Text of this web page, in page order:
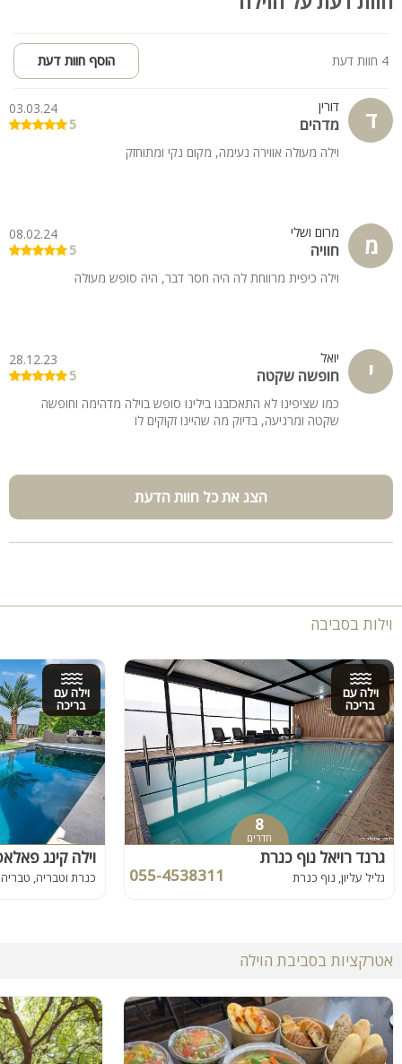
4 חוות דעת הוסף חוות דעת
ד דורין
מדהים
03.03.24
5
וילה מעולה אווירה נעימה, מקום נקי ומתוחזק
מ מרום ושלי
חוויה
08.02.24
5
וילה כיפית מרווחת לה היה חסר דבר, היה סופש מעולה
י יואל
חופשה שקטה
28.12.23
5
כמו שציפינו לא התאכזבנו בילינו סופש בוילה מדהימה וחופשה
שקטה ומרגיעה, בדיוק מה שהיינו זקוקים לו
הצג את כל חוות הדעת
וילות בסביבה
וילה עם
בריכה
8
חדרים
גרנד רויאל נוף כנרת
גליל עליון, נוף כנרת 055-4538311
וילה עם
בריכה
וילה קינג
כנרת וטבריה, טבריה
אטרקציות בסביבת הוילה